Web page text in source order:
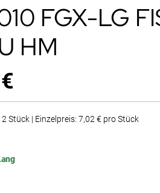
FGX-LG
HM
Stück | Einzelpreis: 7,02 € pro Stück